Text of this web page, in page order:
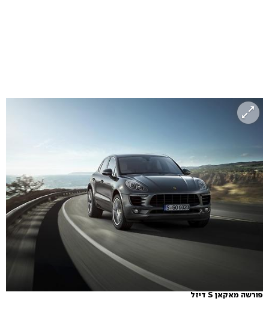
פורשה מאקאן S דיזל